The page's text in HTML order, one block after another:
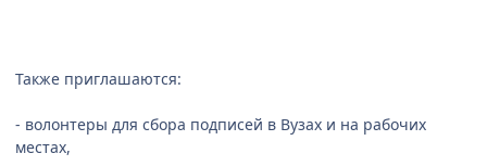
Также приглашаются:
- волонтеры для сбора подписей в Вузах и на рабочих
местах,